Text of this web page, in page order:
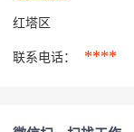
红塔区
联系电话： ****